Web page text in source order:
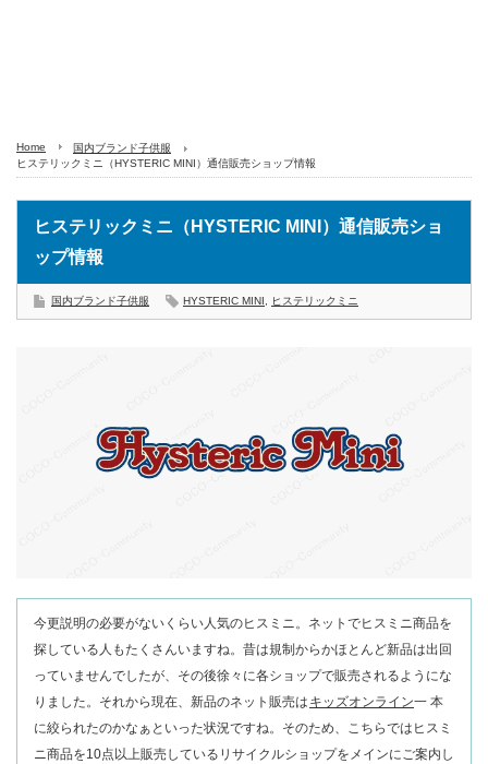
Home
国内ブランド子供服
ヒステリックミニ（HYSTERIC MINI）通信販売ショップ情報
ヒステリックミニ（HYSTERIC MINI）通信販売ショ
ップ情報
国内ブランド子供服 HYSTERIC MINI ヒステリックミニ
今更説明の必要がないくらい人気のヒスミニ。ネットでヒスミニ商品を
探している人もたくさんいますね。昔は規制からかほとんど新品は出回
っていませんでしたが、その後徐々に各ショップで販売されるようにな
りました。それから現在、新品のネット販売は キッズオンライン一 本
に絞られたのかなぁといった状況ですね。そのため、こちらではヒスミ
ニ商品を10点以上販売しているリサイクルショップをメインにご案内し